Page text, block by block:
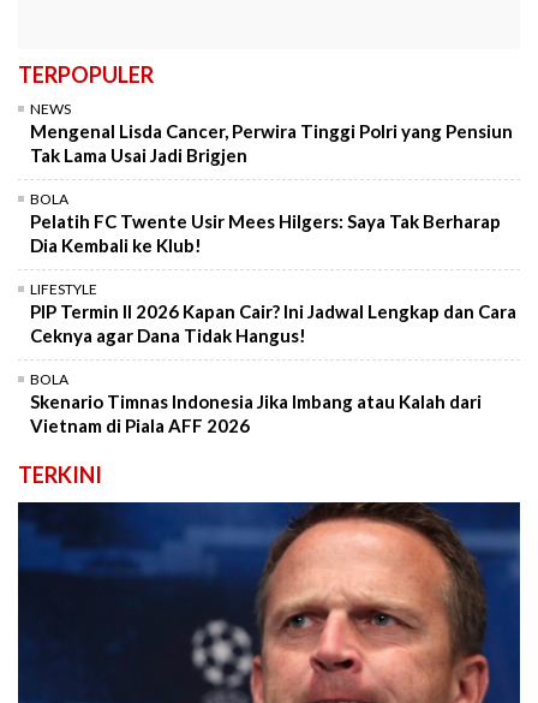
TERPOPULER
NEWS
Mengenal Lisda Cancer, Perwira Tinggi Polri yang Pensiun
Tak Lama Usai Jadi Brigjen
BOLA
Pelatih FC Twente Usir Mees Hilgers: Saya Tak Berharap
Dia Kembali ke Klub!
LIFESTYLE
PIP Termin II 2026 Kapan Cair? Ini Jadwal Lengkap dan Cara
Ceknya agar Dana Tidak Hangus!
BOLA
Skenario Timnas Indonesia Jika Imbang atau Kalah dari
Vietnam di Piala AFF 2026
TERKINI